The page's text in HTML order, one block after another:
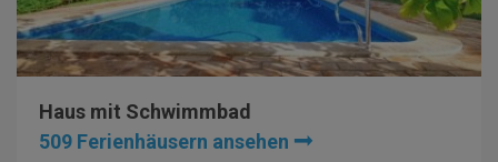
Haus mit Schwimmbad
509 Ferienhäusern ansehen